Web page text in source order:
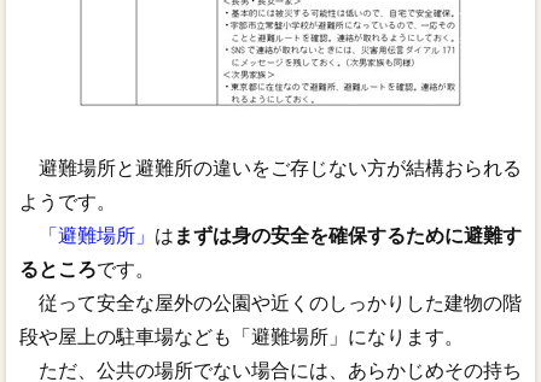
避難場所と避難所の違いをご存じない方が結構おられる
ようです。
「避難場所」 は まずは身の安全を確保するために避難す
るところです。
従って安全な屋外の公園や近くのしっかりした建物の階
段や屋上の駐車場なども「避難場所」になります。
ただ、公共の場所でない場合には、あらかじめその持ち